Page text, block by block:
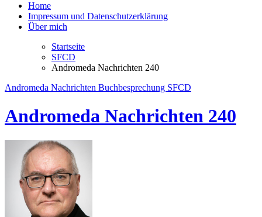
Home
Impressum und Datenschutzerklärung
Über mich
Startseite
SFCD
Andromeda Nachrichten 240
Andromeda Nachrichten Buchbesprechung SFCD
Andromeda Nachrichten 240